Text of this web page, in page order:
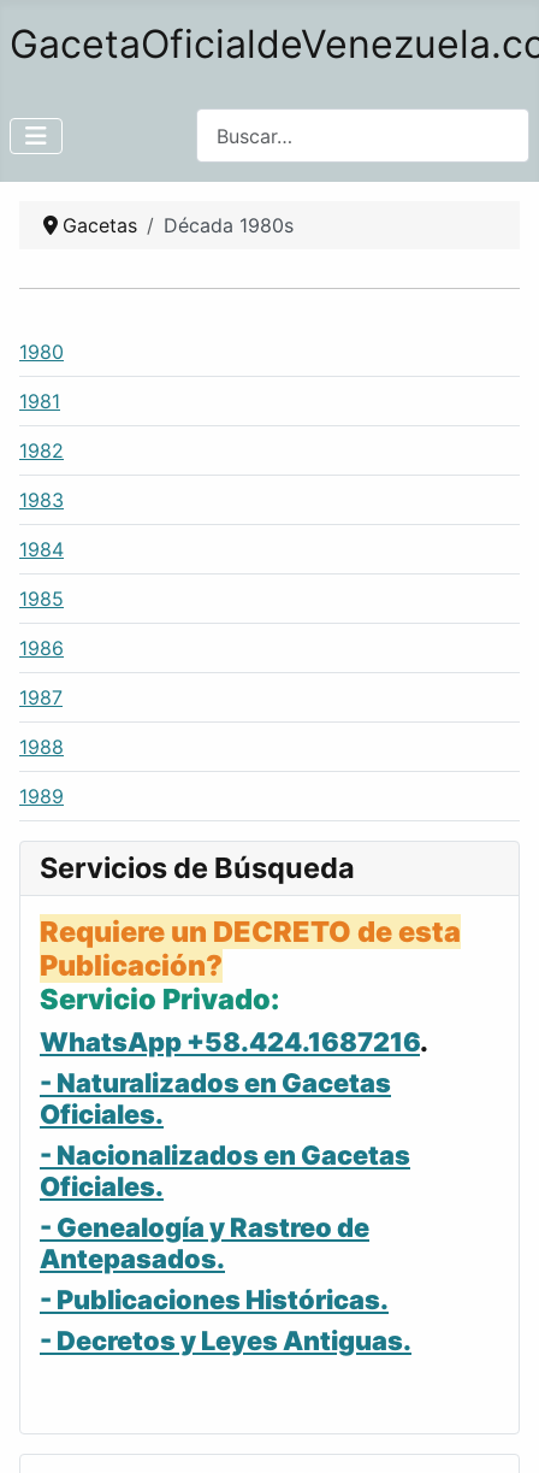
Gacetas Década 1980s
1980
1981
1982
1983
1984
1985
1986
1987
1988
1989
Servicios de Búsqueda
Requiere un DECRETO de esta
Publicación?
Servicio Privado:
WhatsApp +58.424.1687216.
- Naturalizados en Gacetas
Oficiales.
- Nacionalizados en Gacetas
Oficiales.
- Genealogía y Rastreo de
Antepasados.
- Publicaciones Históricas.
- Decretos y Leyes Antiguas.